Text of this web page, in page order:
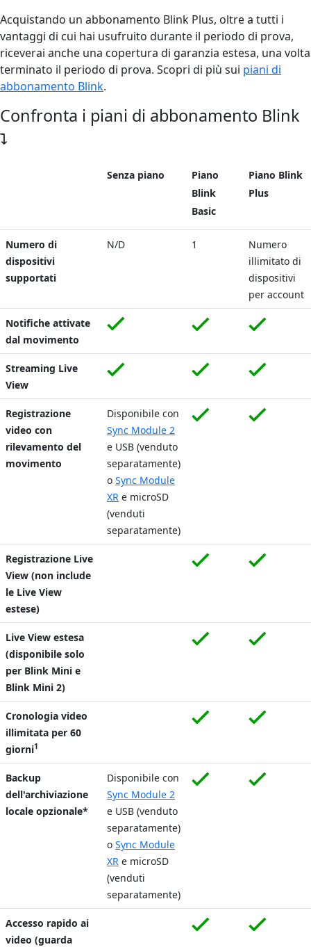
Acquistando un abbonamento Blink Plus, oltre a tutti i
vantaggi di cui hai usufruito durante il periodo di prova,
riceverai anche una copertura di garanzia estesa, una volta
terminato il periodo di prova. Scopri di più sui piani di
abbonamento Blink.
Confronta i piani di abbonamento Blink
Senza piano
Piano
Blink
Basic
Piano Blink
Plus
Numero di
dispositivi
supportati
N/D 1
Numero
illimitato di
dispositivi
per account
Notifiche attivate
dal movimento
Streaming Live
View
Registrazione
video con
rilevamento del
movimento
Disponibile con
Sync Module 2
e USB (venduto
separatamente)
o Sync Module
XR e microSD
(venduti
separatamente)
Registrazione Live
View (non include
le Live View
estese)
Live View estesa
(disponibile solo
per Blink Mini e
Blink Mini 2)
Cronologia video
illimitata per 60
giorni1
Backup
dell'archiviazione
locale opzionale*
Disponibile con
Sync Module 2
e USB (venduto
separatamente)
o Sync Module
XR e microSD
(venduti
separatamente)
Accesso rapido ai
video (guarda